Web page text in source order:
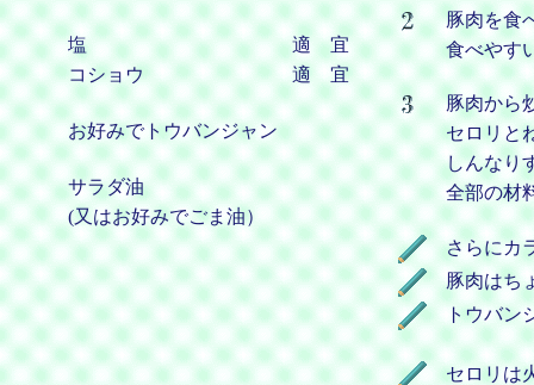
塩
適 宜
コショウ
適 宜
お好みでトウバンジャン
サラダ油
(又はお好みでごま油）
豚肉を食
食べやす
豚肉から
セロリと
しんなり
全部の材
さらにカ
豚肉はち
トウバン
セロリは